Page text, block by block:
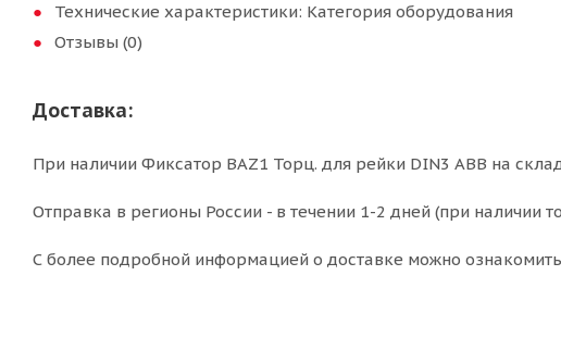
Технические характеристики: Категория оборудования
Отзывы (0)
Доставка:
При наличии Фиксатор BAZ1 Торц. для рейки DIN3 ABB на
Отправка в регионы России - в течении 1-2 дней (при наличии
С более подробной информацией о доставке можно